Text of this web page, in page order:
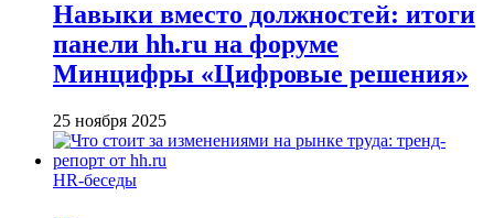
Навыки вместо должностей: итоги
панели hh.ru на форуме
Минцифры «Цифровые решения»
25 ноября 2025
HR-беседы